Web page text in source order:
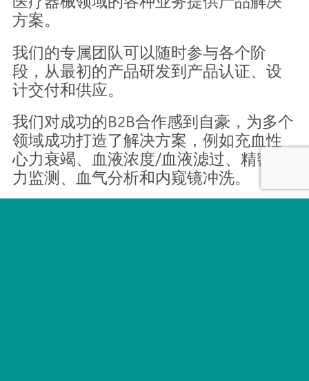
方案。
我们的专属团队可以随时参与各个阶
段，从最初的产品研发到产品认证、设
计交付和供应。
我们对成功的B2B合作感到自豪，为多个
领域成功打造了解决方案，例如充血性
心力衰竭、血液浓度/血液滤过、精密压
力监测、血气分析和内窥镜冲洗。